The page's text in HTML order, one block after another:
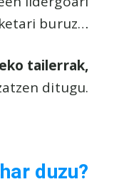
buruz…
tailerrak,
ditugu.
duzu?